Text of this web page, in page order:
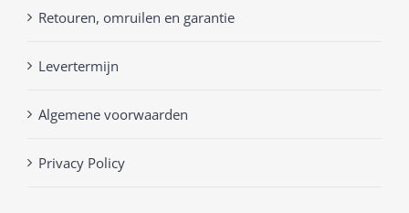
Retouren, omruilen en garantie
Levertermijn
Algemene voorwaarden
Privacy Policy